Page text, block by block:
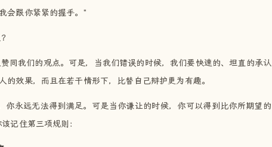
会跟你紧紧的握手。"
同我们的观点。可是，当我们错误的时候，我们要快速的、坦直的承认
效果，而且在若干情形下，比替自己辩护更为有趣。
你永远无法得到满足。可是当你谦让的时候，你可以得到比你所期望的
记住第三项规则：